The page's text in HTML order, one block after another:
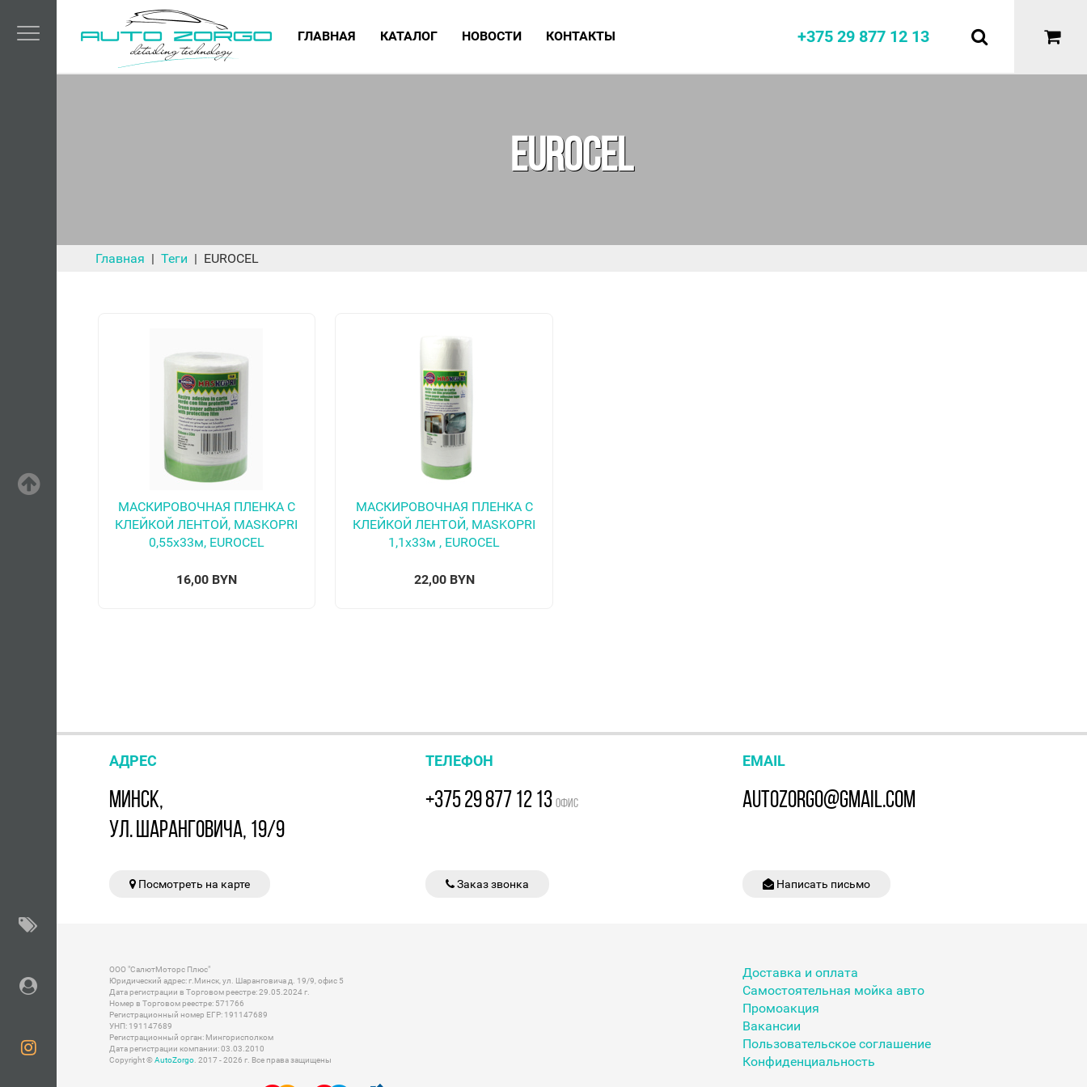
ГЛАВНАЯ КАТАЛОГ НОВОСТИ КОНТАКТЫ +375 29 877 12 13
EUROCEL
Главная Теги EUROCEL
МАСКИРОВОЧНАЯ ПЛЕНКА С
КЛЕЙКОЙ ЛЕНТОЙ, MASKOPRI
0,55х33м, EUROСEL
16,00 BYN
МАСКИРОВОЧНАЯ ПЛЕНКА С
КЛЕЙКОЙ ЛЕНТОЙ, MASKOPRI
1,1х33м , EUROСEL
22,00 BYN
АДРЕС
МИНСК,
УЛ. ШАРАНГОВИЧА, 19/9
Посмотреть на карте
ТЕЛЕФОН
+375 29 877 12 13ОФИС
Заказ звонка
EMAIL
AUTOZORGO@GMAIL.COM
Написать письмо
ООО "СалютМоторс Плюс"
Юридический адрес: г.Минск, ул. Шаранговича д. 19/9, офис 5
Дата регистрации в Торговом реестре: 29.05.2024 г.
Номер в Торговом реестре: 571766
Регистрационный номер ЕГР: 191147689
УНП: 191147689
Регистрационный орган: Мингорисполком
Дата регистрации компании: 03.03.2010
Copyright ©AutoZorgo. 2017 - 2026 г. Все права защищены
Доставка и оплата
Самостоятельная мойка авто
Промоакция
Вакансии
Пользовательское соглашение
Конфиденциальность